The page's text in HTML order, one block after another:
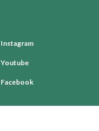
Instagram
Youtube
Facebook